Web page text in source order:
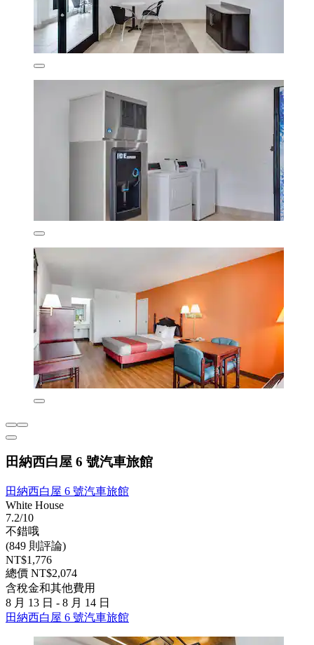
田納西白屋 6 號汽車旅館
田納西白屋 6 號汽車旅館
White House
7.2/10
不錯哦
(849 則評論)
NT$1,776
總價 NT$2,074
含稅金和其他費用
8 月 13 日 - 8 月 14 日
田納西白屋 6 號汽車旅館